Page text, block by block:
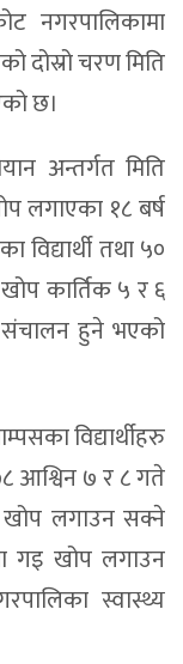
नगरपालिकामा
दोस्रो चरण मिति
छ।
अन्तर्गत मिति
लगाएका १८ बर्ष
तथा ५०
कार्तिक ५ र ६
संचालन हुने भएको
विद्यार्थीहरु
आश्विन ७ र ८ गते
खोप लगाउन सक्ने
गइ खोप लगाउन
स्वास्थ्य